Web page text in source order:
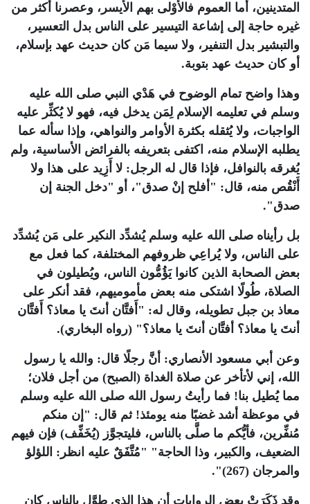
المتدينين، أما العموم فالأَوْلى بهم الأيسر، وعصرنا أكثر من
غيره حاجة إلى إشاعة التيسير على الناس بدل التعسير،
والتبشير بدل التنفير، ولا سيما مَن كان حديث عهد بإسلام،
أو كان حديث عهد بتوبة.
وهذا واضح تمام الوضوح في هَدْي النبي صلى الله عليه
وسلم في تعليمه الإسلام لِمَن يدخل فيه، فهو لا يُكثِّر عليه
الواجبات، ولا يُثقله بكثرة الأوامر والنواهي، وإذا سأله عما
يطلبه الإسلام منه، اكتفى بتعريفه بالفرائض الأساسية، ولم
يُغرقه بالنوافل، فإذا قال له الرجل: لا أَزِيد على هذا ولا
أَنْقُص منه، قال: "أفلح إنْ صدق"، أو "دخل الجنة إن
صدق".
بل رأيناه صلى الله عليه وسلم يُشدِّد النكير على مَن يُشدِّد
على الناس، ولا يُراعِي ظروفهم المختلفة، كما فعل مع
بعض الصحابة الذين كانوا يَؤُمُّون الناس، ويُطيلون في
الصلاة، طُولًا اشتكى منه بعض مأموميهم، فقد أنكر على
معاذ بن جبل تطويله، وقال له: "أَفتَّان أنتَ يا معاذ؟ أَفتَّان
أنتَ يا معاذ؟ أفتَّان أنتَ يا معاذ؟" (رواه البخاري).
وعن أبي مسعود الأنصاري: أنَّ رجلًا قال: والله يا رسول
الله، إني لأتأخر عن صلاة الغداة (الصبح) من أجل فلان؛
مما يُطيل بنا! فما رأيتُ رسول الله صلى الله عليه وسلم
في موعظة أشد غضبًا منه يومئذ! ثم قال: "إن منكم
مُنفِّرين، فأيُّكم ما صلَّى بالناس، فليتجوَّز (يُخَفِّف) فإن فيهم
الضعيف، والكبير، وذا الحاجة" "مُتَّفَقٌ عليه انظر: اللؤلؤ
والمرجان (267)".
وقد ذَكَرَتْ بعض الروايات أن هذا الذي طوَّل بالناس كان